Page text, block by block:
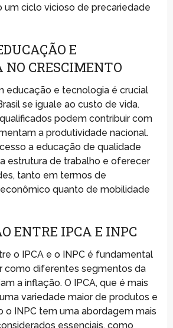
um ciclo vicioso de precariedade
E
NO CRESCIMENTO
educação e tecnologia é crucial
se iguale ao custo de vida.
podem contribuir com
a produtividade nacional.
a educação de qualidade
estrutura de trabalho e oferecer
tanto em termos de
quanto de mobilidade
ENTRE IPCA E INPC
o IPCA e o INPC é fundamental
como diferentes segmentos da
a inflação. O IPCA, que é mais
variedade maior de produtos e
o INPC tem uma abordagem mais
essenciais, como